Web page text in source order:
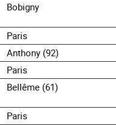
Bobigny
Paris
Anthony (92)
Paris
Bellême (61)
Paris